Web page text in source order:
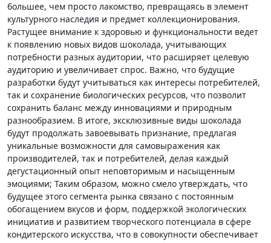
большее, чем просто лакомство, превращаясь в элемент
культурного наследия и предмет коллекционирования.
Растущее внимание к здоровью и функциональности ведет
к появлению новых видов шоколада, учитывающих
потребности разных аудитории, что расширяет целевую
аудиторию и увеличивает спрос. Важно, что будущие
разработки будут учитываться как интересы потребителей,
так и сохранение биологических ресурсов, что позволит
сохранить баланс между инновациями и природным
разнообразием. В итоге, эксклюзивные виды шоколада
будут продолжать завоевывать признание, предлагая
уникальные возможности для самовыражения как
производителей, так и потребителей, делая каждый
дегустационный опыт неповторимым и насыщенным
эмоциями; Таким образом, можно смело утверждать, что
будущее этого сегмента рынка связано с постоянным
обогащением вкусов и форм, поддержкой экологических
инициатив и развитием творческого потенциала в сфере
кондитерского искусства, что в совокупности обеспечивает